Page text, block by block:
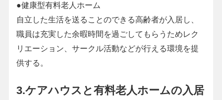
●健康型有料老人ホーム
自立した生活を送ることのできる高齢者が入居し、
職員は充実した余暇時間を過ごしてもらうためレク
リエーション、サークル活動などが行える環境を提
供する。
3.ケアハウスと有料老人ホームの入居